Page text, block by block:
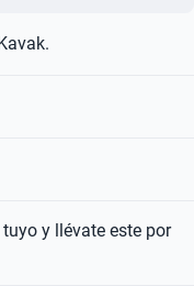
y llévate este por